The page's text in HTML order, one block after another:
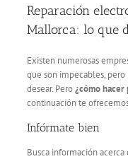
Reparación
Mallorca: lo que
Existen numerosas
que son impecables,
desear. Pero¿cómo hacer
continuación te
Infórmate bien
Busca información